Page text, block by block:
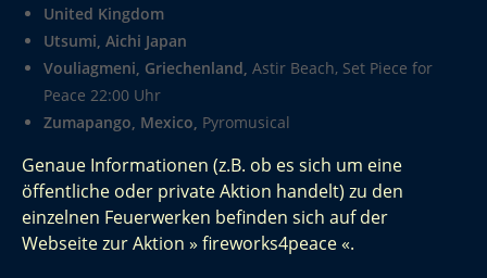
United Kingdom
Utsumi, Aichi Japan
Vouliagmeni, Griechenland, Astir Beach, Set Piece for
Peace 22:00 Uhr
Zumapango, Mexico, Pyromusical
Genaue Informationen (z.B. ob es sich um eine
öffentliche oder private Aktion handelt) zu den
einzelnen Feuerwerken befinden sich auf der
Webseite zur Aktion » fireworks4peace«.